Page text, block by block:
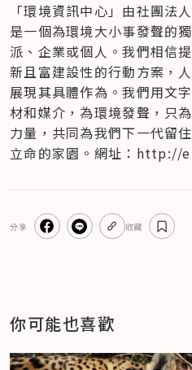
「環境資訊中心」由社團法
是一個為環境大小事發聲的
派、企業或個人​。我們相信
新且富建設性的行動方案，
展現其具體作為。我們用文
材和媒介，為環境發聲，只
力量，共同為我們下一代留
立命的家園。網址：
分享 收藏
你可能也喜歡